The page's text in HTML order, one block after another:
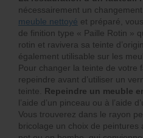
nécessairement un
meuble nettoyé et préparé,
de finition type « Paille Rotin »
rotin et ravivera sa teinte
également utilisable sur les
Pour changer la teinte de votre
repeindre avant d’utiliser un
teinte. Repeindre un meuble
l’aide d’un pinceau ou à l’aide
Vous trouverez dans le rayon
bricolage un choix de peintures